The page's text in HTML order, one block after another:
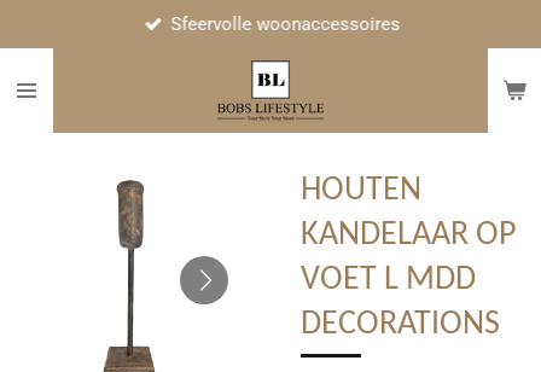
naar
Sfeervolle woonaccessoires
HOUTEN
KANDELAAR OP
VOET L MDD
DECORATIONS